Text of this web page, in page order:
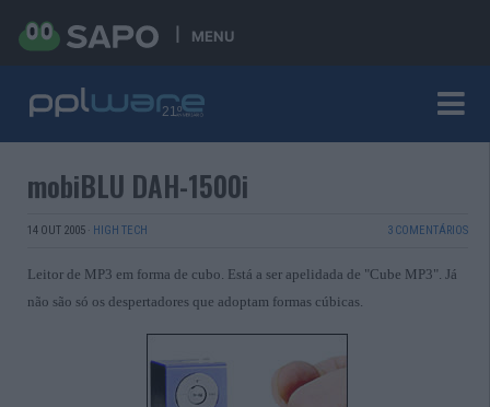
MENU
mobiBLU DAH-1500i
14 OUT 2005 · HIGH TECH 3 COMENTÁRIOS
Leitor de MP3 em forma de cubo. Está a ser apelidada de "Cube MP3". Já
não são só os despertadores que adoptam formas cúbicas.